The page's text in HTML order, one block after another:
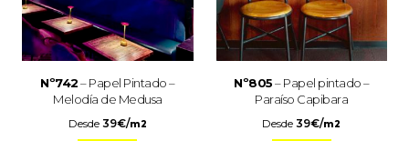
Nº742– Papel Pintado –
Melodía de Medusa
Desde 39€/m2
Nº805– Papel pintado –
Paraíso Capibara
Desde39€/m2